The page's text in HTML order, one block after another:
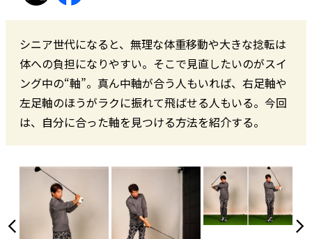
シニア世代になると、無理な体重移動や大きな捻転は
体への負担になりやすい。そこで見直したいのがスイ
ング中の“軸”。真ん中軸が合う人もいれば、右足軸や
左足軸のほうがラクに振れて飛ばせる人もいる。今回
は、自分に合った軸を見つける方法を紹介する。